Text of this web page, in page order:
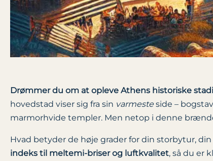
Drømmer du om at opleve Athens historiske
hovedstad viser sig fra sin varmesteside –
marmorhvide templer. Men netop i denne
Hvad betyder de høje grader for din storbytur,
indeks til meltemi-briser og luftkvalitet, så du er